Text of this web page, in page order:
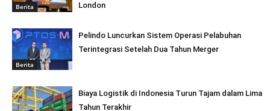
Berita
London
Berita
Pelindo Luncurkan Sistem Operasi Pelabuhan
Terintegrasi Setelah Dua Tahun Merger
Biaya Logistik di Indonesia Turun Tajam dalam Lima
Tahun Terakhir